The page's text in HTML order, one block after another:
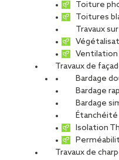
Toiture
Toitures
Travaux
Travaux de
Bardage
Bardage
Bardage
Isolation
Travaux de